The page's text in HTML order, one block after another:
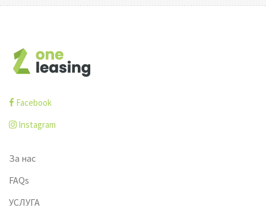
Facebook
Instagram
За нас
FAQs
УСЛУГА